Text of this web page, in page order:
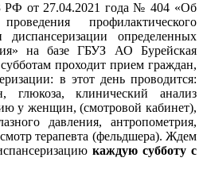
РФ от 27.04.2021 года № 404 «Об
профилактического
определенных
на базе ГБУЗ АО Бурейская
проходит прием граждан,
в этот день проводится:
глюкоза, клинический анализ
у женщин, (смотровой кабинет),
давления, антропометрия,
терапевта (фельдшера). Ждем
каждую субботу с